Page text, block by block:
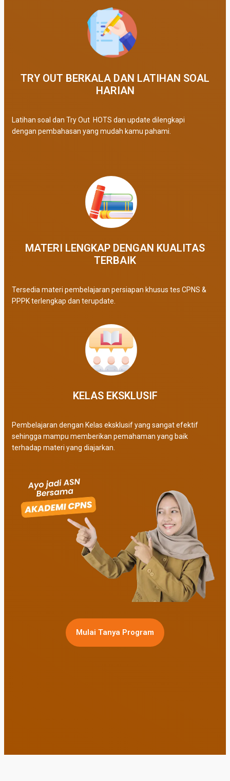
TRY OUT BERKALA DAN LATIHAN SOAL
HARIAN
Latihan soal dan Try Out HOTS dan update dilengkapi
dengan pembahasan yang mudah kamu pahami.
MATERI LENGKAP DENGAN KUALITAS
TERBAIK​
Tersedia materi pembelajaran persiapan khusus tes CPNS &
PPPK terlengkap dan terupdate.
KELAS EKSKLUSIF​
Pembelajaran dengan Kelas eksklusif yang sangat efektif
sehingga mampu memberikan pemahaman yang baik
terhadap materi yang diajarkan.
Mulai Tanya Program